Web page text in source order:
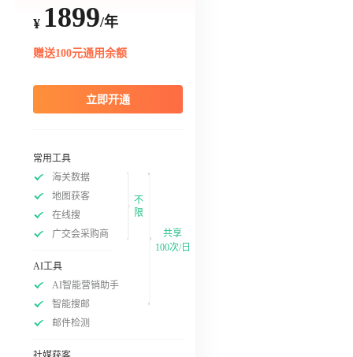
¥ 1899/年
赠送100元通用余额
立即开通
常用工具
海关数据
地图获客
在线搜
广交会采购商
不
限
AI工具
AI智能营销助手
智能搜邮
邮件检测
共享
100次/日